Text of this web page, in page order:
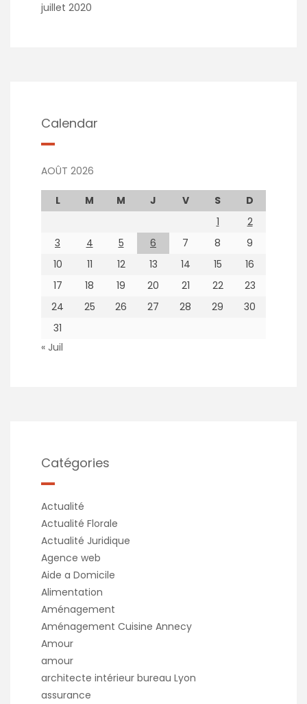
juillet 2020
Calendar
AOÛT 2026
L M M J V S
D
1
2
3
4 5 6 7 8
9
10
11 12 13 14 15
16
17
18 19 20 21 22
23
24
25 26 27 28 29
30
31
« Juil
Catégories
Actualité
Actualité Florale
Actualité Juridique
Agence web
Aide a Domicile
Alimentation
Aménagement
Aménagement Cuisine Annecy
Amour
amour
architecte intérieur bureau Lyon
assurance